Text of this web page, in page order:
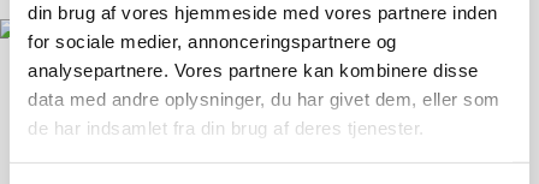
din brug af vores hjemmeside med vores partnere inden
for sociale medier, annonceringspartnere og
analysepartnere. Vores partnere kan kombinere disse
data med andre oplysninger, du har givet dem, eller som
de har indsamlet fra din brug af deres tjenester.
Landsforeningen Liv&Død
Bispebjerg Torv 16 St. TV